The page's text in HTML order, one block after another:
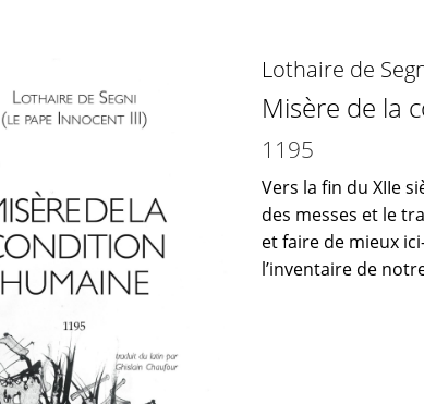
Lothaire de
Misère de la
1195
Vers la fin du XIIe
des messes et le
et faire de mieux
l’inventaire de